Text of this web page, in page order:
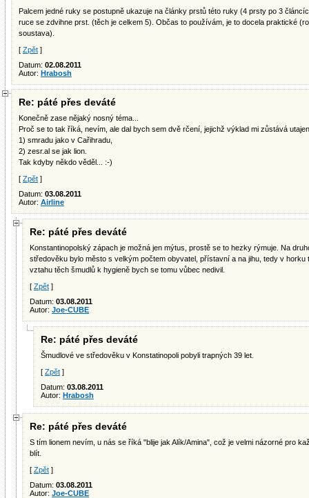
Palcem jedné ruky se postupně ukazuje na články prstů této ruky (4 prsty po 3
ruce se zdvihne prst. (těch je celkem 5). Občas to používám, je to docela praktické
soustava).
[ Zpět ]
Datum: 02.08.2011
Autor: Hrabosh
Re: páté přes deváté
Konečně zase nějaký nosný téma...
Proč se to tak říká, nevím, ale dal bych sem dvě rčení, jejichž výklad mi zůstává
1) smradu jako v Cařihradu,
2) zesr.al se jak lion.
Tak kdyby někdo věděl... :-)
[ Zpět ]
Datum: 03.08.2011
Autor: Airline
Re: páté přes deváté
Konstantinopolský zápach je možná jen mýtus, prostě se to hezky rýmuje. Na
středověku bylo město s velkým počtem obyvatel, přístavní a na jihu, tedy v horku
vztahu těch šmudlů k hygieně bych se tomu vůbec nedivil.
[ Zpět ]
Datum: 03.08.2011
Autor: Joe-CUBE
Re: páté přes deváté
Šmudlové ve středověku v Konstatinopoli pobyli trapných 39 let.
[ Zpět ]
Datum: 03.08.2011
Autor: Hrabosh
Re: páté přes deváté
S tím lionem nevím, u nás se říká "blije jak Alík/Amina", což je velmi názorné pro
blít.
[ Zpět ]
Datum: 03.08.2011
Autor: Joe-CUBE